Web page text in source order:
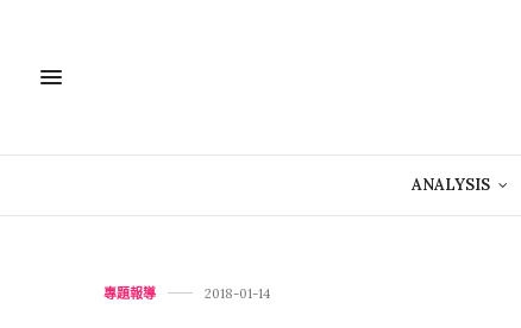
ANALYSIS
專題報導 2018-01-14